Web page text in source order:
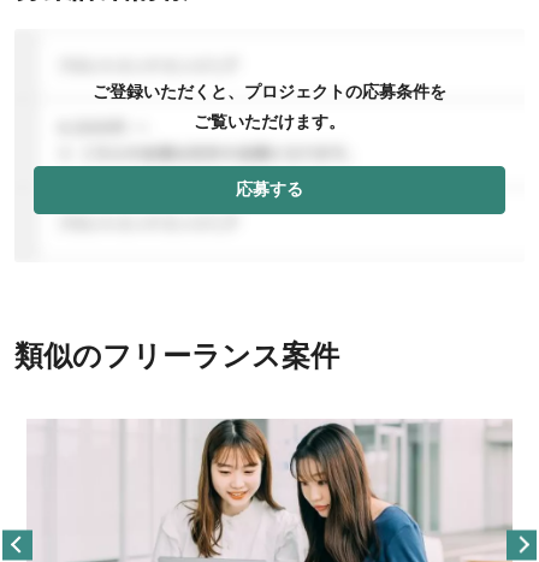
ご登録いただくと、プロジェクトの応募条件を
ご覧いただけます。
応募する
類似のフリーランス案件